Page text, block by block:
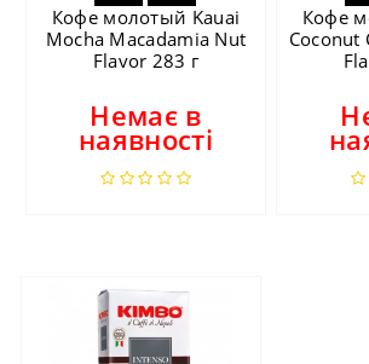
Кофе молотый Kauai
Mocha Macadamia Nut
Flavor 283 г
Немає в
наявності
Кофе
Coconut